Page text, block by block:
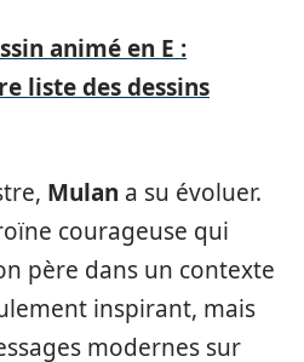
animé en E :
liste des dessins
Mulan a su évoluer.
courageuse qui
père dans un contexte
inspirant, mais
modernes sur